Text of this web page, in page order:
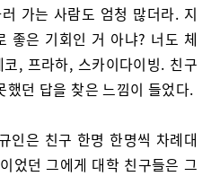
가는 사람도 엄청 많더라. 지
좋은 기회인 거 아냐? 너도 체
, 프라하, 스카이다이빙. 친구
했던 답을 찾은 느낌이 들었다.
인은 친구 한명 한명씩 차례대
었던 그에게 대학 친구들은 그